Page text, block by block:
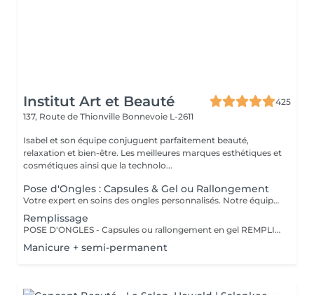
Institut Art et Beauté
425
137, Route de Thionville Bonnevoie L-2611
Isabel et son équipe conjuguent parfaitement beauté,
relaxation et bien-être. Les meilleures marques esthétiques et
cosmétiques ainsi que la technolo...
Pose d'Ongles : Capsules & Gel ou Rallongement
Votre expert en soins des ongles personnalisés. Notre équipe de prothésistes ongulaires diplômées vous offre une gamme complète de services pour des ongles magnifiques et durables. Expertise et Professionnalisme : Prothésistes qualifiées et expérimentées : o Isabel o Francesca o Fatima o Deborah o Patricia o Mirza Des produits de haute qualité, aux couleurs variées pour des résultats éclatants et durables. Garantie de beauté et santé de vos ongles. Services adaptés à vos goûts et votre personnalité Capsules pour allonger rapidement vos ongles. Rallongement en Gel : Pour un résultat naturel et durable. Remplissage toute les 3 a 4 semaines pour comble la repousse et préserve l'intégrité de la pose initiale. Manucure Soins et esthétisme pour des ongles en pleine santé et élégants. Nos Techniques Manucure Combinée : Soins complets et embellissement. Vernis Semi-Permanent : Couleur durable sans pose de gel. Chablon ou Capsules : Pose traditionnelle ou look naturel.
Remplissage
POSE D'ONGLES - Capsules ou rallongement en gel REMPLISSAGE MANUCURE Nos prothésistes ongulaire diplômée vous accueille dans notre espace d'esthétique des soins des ongles personnalisés. Nos maîtrisons des méthodes qui sauront vous permettre de garder de beaux ongles durablement avec le stylise en fonction de vos goûts et de votre personnalité : manucure combinée, pose de vernis semi-permanent, remplissage, pose complète au chablon ou capsules. Nos produits à la pointe des tendances, de haute qualité, des couleurs dotées d'une pigmentation multiples.
Manicure + semi-permanent